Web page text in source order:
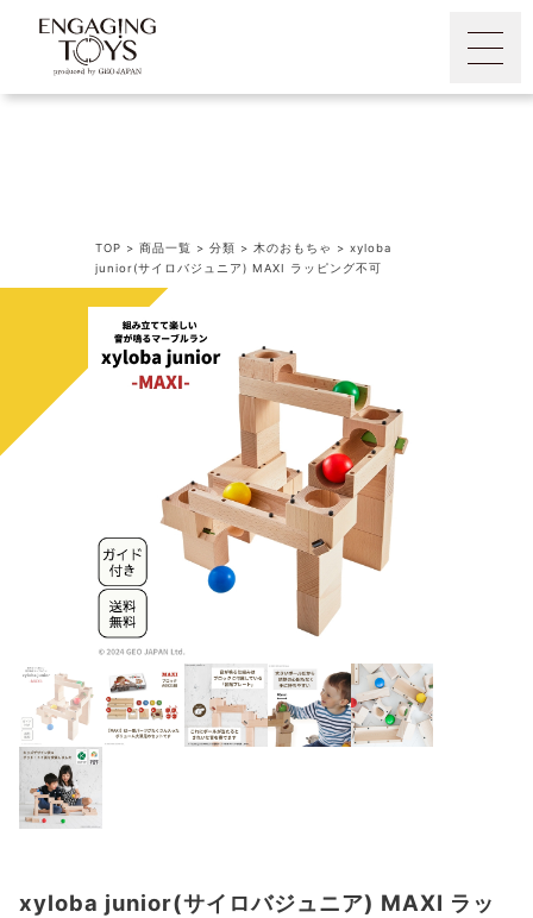
TOP > 商品一覧 > 分類 > 木のおもちゃ > xyloba
junior(サイロバジュニア) MAXI ラッピング不可
xyloba junior(サイロバジュニア) MAXI ラッ